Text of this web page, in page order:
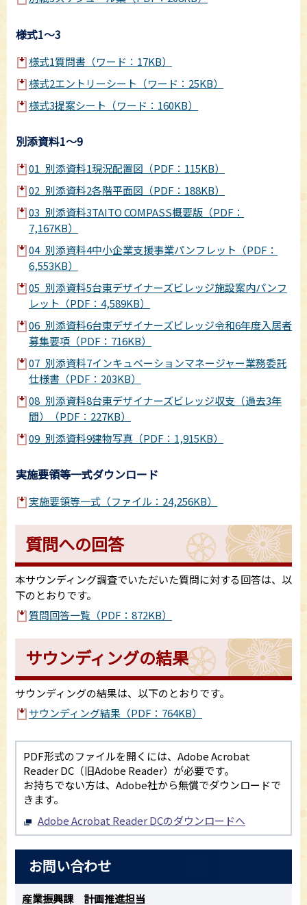
様式1～3
様式1質問書（ワード：17KB）
様式2エントリーシート（ワード：25KB）
様式3提案シート（ワード：160KB）
別添資料1～9
01_別添資料1現況配置図（PDF：115KB）
02_別添資料2各階平面図（PDF：188KB）
03_別添資料3TAITO COMPASS概要版（PDF：
7,167KB）
04_別添資料4中小企業支援事業パンフレット（PDF：
6,553KB）
05_別添資料5台東デザイナーズビレッジ施設案内パンフ
レット（PDF：4,589KB）
06_別添資料6台東デザイナーズビレッジ令和6年度入居者
募集要項（PDF：716KB）
07_別添資料7インキュベーションマネージャー業務委託
仕様書（PDF：203KB）
08_別添資料8台東デザイナーズビレッジ収支（過去3年
間）（PDF：227KB）
09_別添資料9建物写真（PDF：1,915KB）
実施要領等一式ダウンロード
実施要領等一式（ファイル：24,256KB）
質問への回答
本サウンディング調査でいただいた質問に対する回答は、以
下のとおりです。
質問回答一覧（PDF：872KB）
サウンディングの結果
サウンディングの結果は、以下のとおりです。
サウンディング結果（PDF：764KB）
PDF形式のファイルを開くには、Adobe Acrobat
Reader DC（旧Adobe Reader）が必要です。
お持ちでない方は、Adobe社から無償でダウンロードで
きます。
Adobe Acrobat Reader DCのダウンロードへ
お問い合わせ
産業振興課 計画推進担当